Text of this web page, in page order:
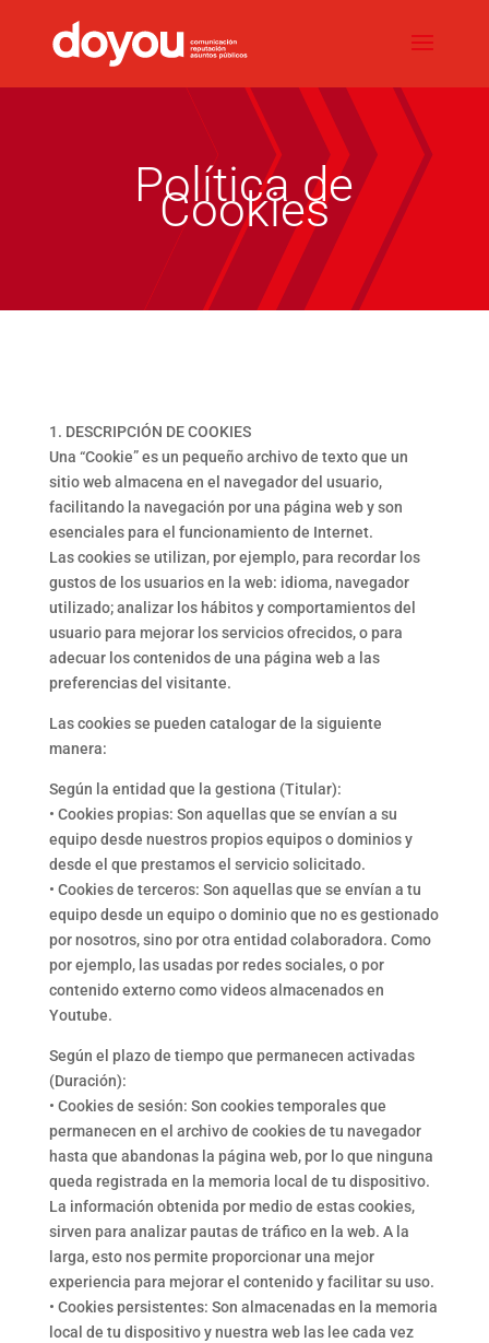
Política de
Cookies
1. DESCRIPCIÓN DE COOKIES
Una “Cookie” es un pequeño archivo de texto que un
sitio web almacena en el navegador del usuario,
facilitando la navegación por una página web y son
esenciales para el funcionamiento de Internet.
Las cookies se utilizan, por ejemplo, para recordar los
gustos de los usuarios en la web: idioma, navegador
utilizado; analizar los hábitos y comportamientos del
usuario para mejorar los servicios ofrecidos, o para
adecuar los contenidos de una página web a las
preferencias del visitante.
Las cookies se pueden catalogar de la siguiente
manera:
Según la entidad que la gestiona (Titular):
• Cookies propias: Son aquellas que se envían a su
equipo desde nuestros propios equipos o dominios y
desde el que prestamos el servicio solicitado.
• Cookies de terceros: Son aquellas que se envían a tu
equipo desde un equipo o dominio que no es gestionado
por nosotros, sino por otra entidad colaboradora. Como
por ejemplo, las usadas por redes sociales, o por
contenido externo como videos almacenados en
Youtube.
Según el plazo de tiempo que permanecen activadas
(Duración):
• Cookies de sesión: Son cookies temporales que
permanecen en el archivo de cookies de tu navegador
hasta que abandonas la página web, por lo que ninguna
queda registrada en la memoria local de tu dispositivo.
La información obtenida por medio de estas cookies,
sirven para analizar pautas de tráfico en la web. A la
larga, esto nos permite proporcionar una mejor
experiencia para mejorar el contenido y facilitar su uso.
• Cookies persistentes: Son almacenadas en la memoria
local de tu dispositivo y nuestra web las lee cada vez